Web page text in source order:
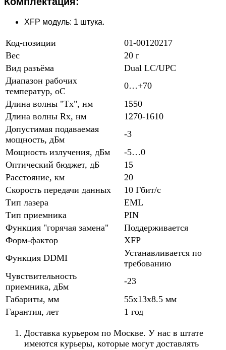
XFP модуль: 1 штука.
Код-позиции
01-00120217
Вес
20 г
Вид разъёма
Dual LC/UPC
Диапазон рабочих
температур, oC
0…+70
Длина волны "Tx", нм
1550
Длина волны Rx, нм
1270-1610
Допустимая подаваемая
мощность, дБм
-3
Мощность излучения, дБм
-5…0
Оптический бюджет, дБ
15
Расстояние, км
20
Скорость передачи данных
10 Гбит/с
Тип лазера
EML
Тип приемника
PIN
Функция "горячая замена"
Поддерживается
Форм-фактор
XFP
Функция DDMI
Устанавливается по
требованию
Чувствительность
приемника, дБм
-23
Габариты, мм
55x13x8.5 мм
Гарантия, лет
1 год
Доставка курьером по Москве. У нас в штате
имеются курьеры, которые могут доставлять